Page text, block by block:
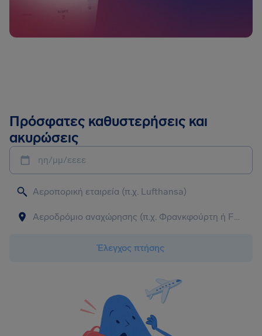
Πρόσφατες καθυστερήσεις και
ακυρώσεις
ηη/μμ/εεεε
Έλεγχος πτήσης